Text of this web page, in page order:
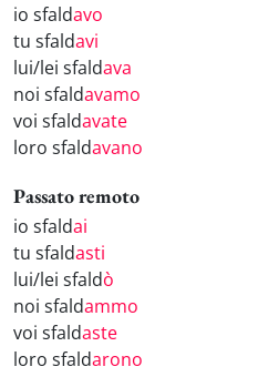
io sfaldavo
tu sfaldavi
lui/lei sfaldava
noi sfaldavamo
voi sfaldavate
loro sfaldavano
Passato remoto
io sfaldai
tu sfaldasti
lui/lei sfaldò
noi sfaldammo
voi sfaldaste
loro sfaldarono